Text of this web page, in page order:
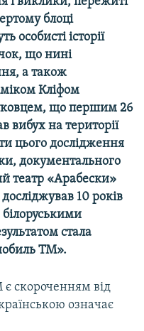
блоці
особисті історії
що нині
а також
Кліфом
що першим 26
вибух на території
цього дослідження
документального
театр «Арабески»
10 років
стала
TM».
є скороченням від
означає